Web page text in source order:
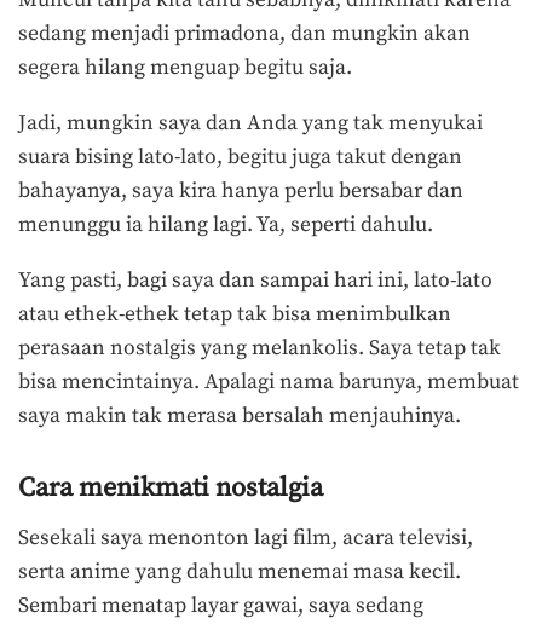
sedang menjadi primadona, dan mungkin akan
segera hilang menguap begitu saja.
Jadi, mungkin saya dan Anda yang tak menyukai
suara bising lato-lato, begitu juga takut dengan
bahayanya, saya kira hanya perlu bersabar dan
menunggu ia hilang lagi. Ya, seperti dahulu.
Yang pasti, bagi saya dan sampai hari ini, lato-lato
atau ethek-ethek tetap tak bisa menimbulkan
perasaan nostalgis yang melankolis. Saya tetap tak
bisa mencintainya. Apalagi nama barunya, membuat
saya makin tak merasa bersalah menjauhinya.
Cara menikmati nostalgia
Sesekali saya menonton lagi film, acara televisi,
serta anime yang dahulu menemai masa kecil.
Sembari menatap layar gawai, saya sedang